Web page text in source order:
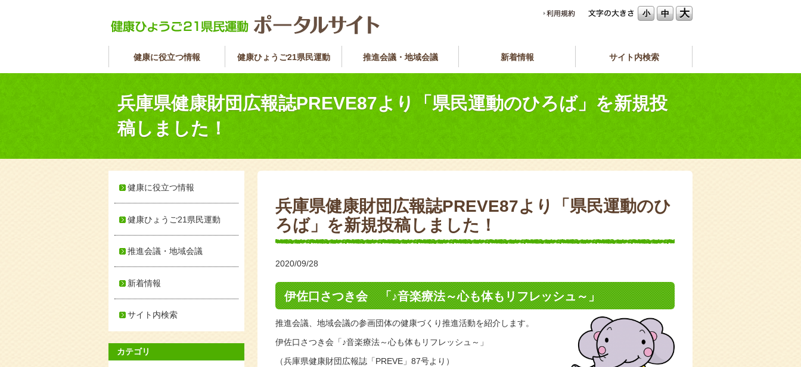
小 中 大
健康に役立つ情報 健康ひょうご21県民運動 推進会議・地域会議 新着情報 サイト内検索
兵庫県健康財団広報誌PREVE87より「県民運動のひろば」を新規投
稿しました！
兵庫県健康財団広報誌PREVE87より「県民運動のひ
ろば」を新規投稿しました！
2020/09/28
伊佐口さつき会 「♪音楽療法～心も体もリフレッシュ～」
推進会議、地域会議の参画団体の健康づくり推進活動を紹介します。
伊佐口さつき会「♪音楽療法～心も体もリフレッシュ～」
（兵庫県健康財団広報誌「PREVE」87号より）
健康に役立つ情報
健康ひょうご21県民運動
推進会議・地域会議
新着情報
サイト内検索
カテゴリ